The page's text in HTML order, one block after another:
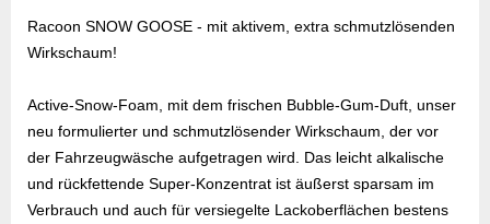
Racoon SNOW GOOSE - mit aktivem, extra schmutzlösenden
Wirkschaum!
Active-Snow-Foam, mit dem frischen Bubble-Gum-Duft, unser
neu formulierter und schmutzlösender Wirkschaum, der vor
der Fahrzeugwäsche aufgetragen wird. Das leicht alkalische
und rückfettende Super-Konzentrat ist äußerst sparsam im
Verbrauch und auch für versiegelte Lackoberflächen bestens